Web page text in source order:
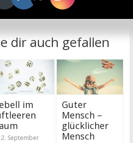
dir auch gefallen
im
2. September
Guter
Mensch –
glücklicher
Mensch